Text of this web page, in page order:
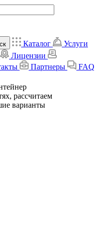
Каталог
Услуги
Лицензии
Партнеры
FAQ
рассчитаем
варианты